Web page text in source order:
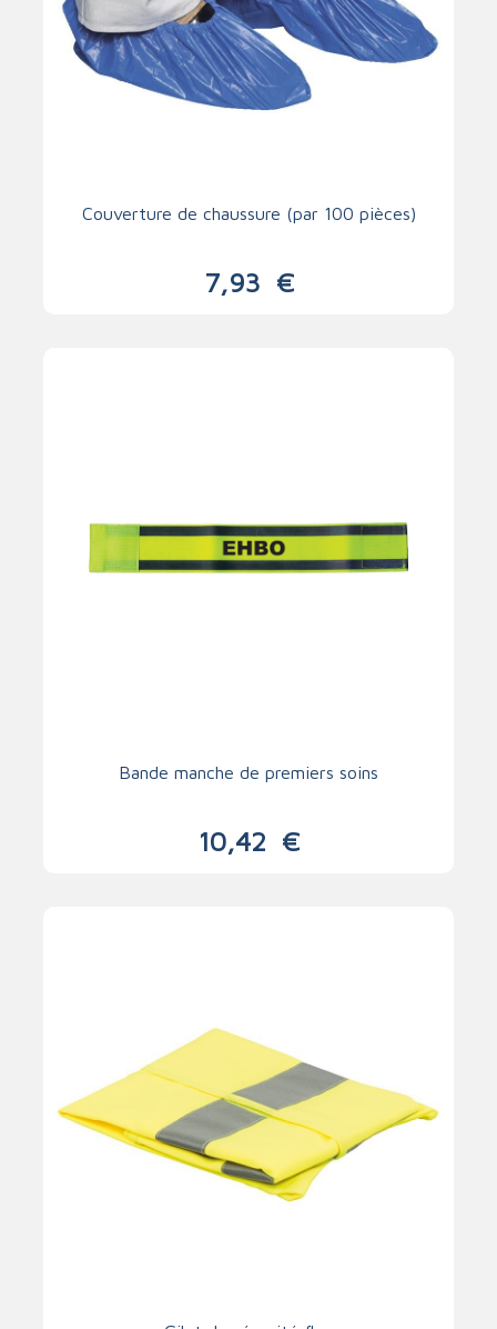
Couverture de chaussure (par 100 pièces)
7,93 €
Bande manche de premiers soins
10,42 €